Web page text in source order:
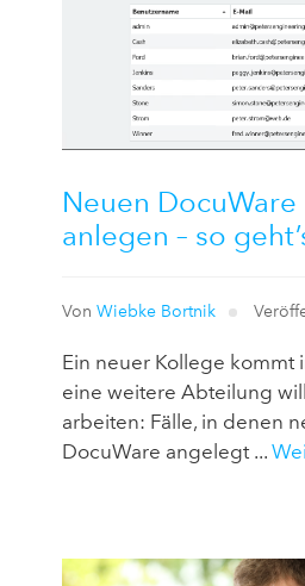
Neuen
anlegen – so
Von Wiebke Bortnik
Ein neuer Kollege kommt
eine weitere Abteilung
arbeiten: Fälle, in denen
DocuWare angelegt ...